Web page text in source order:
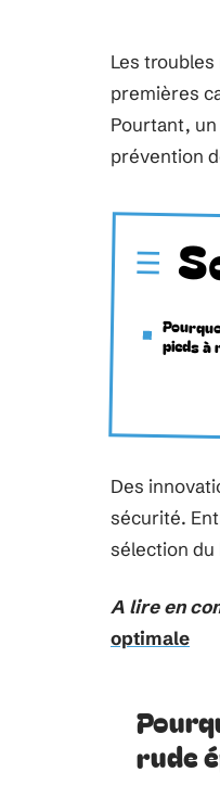
Les
premières
Pourtant,
prévention
pieds à
Des
sécurité.
sélection du
A lire en
optimale
rude